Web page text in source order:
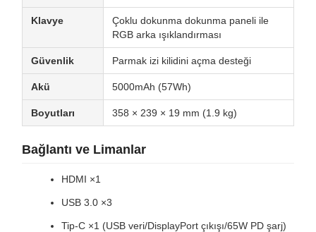
Klavye
Çoklu dokunma dokunma paneli ile
RGB arka ışıklandırması
Güvenlik Parmak izi kilidini açma desteği
Akü 5000mAh (57Wh)
Boyutları 358 × 239 × 19 mm (1.9 kg)
Bağlantı ve Limanlar
HDMI ×1
USB 3.0 ×3
Tip-C ×1 (USB veri/DisplayPort çıkışı/65W PD şarj)